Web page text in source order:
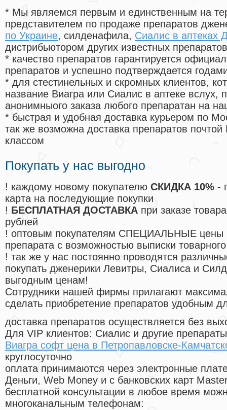
* Мы являемся первым и единственным на
представителем по продаже препаратов
по Украине, силденафила, Сиалис в аптеках
дистрибьютором других известных препаратов
* качество препаратов гарантируется
препаратов и успешно подтверждается
* для стестинельных и скромных клиентов,
название Виагра или Сиалис в аптеке вслух,
анонимныого заказа любого препаратан на
* быстрая и удобная доставка курьером по
так же возможна доставка препаратов
классом
Покупать у нас выгодно
! каждому новому покупателю СКИДКА 10% -
карта на последующие покупки
! БЕСПЛАТНАЯ ДОСТАВКА при заказе
рублей
! оптовым покупателям СПЕЦИАЛЬНЫЕ цены
препарата с возможностью выписки
! так же у нас постоянно проводятся
покупать дженерики Левитры, Сиалиса и
выгодным ценам!
Cотрудники нашей фирмы прилагают
сделать приобретение препаратов удобным
доставка препаратов осуществляется без
Для VIP клиентов: Сиалис и другие
Виагра софт цена в Петропавловске-
круглосуточно
оплата принимаются через электронные
Деньги, Web Money и с банковских карт
бесплатной консультации в любое время
многоканальным телефонам: